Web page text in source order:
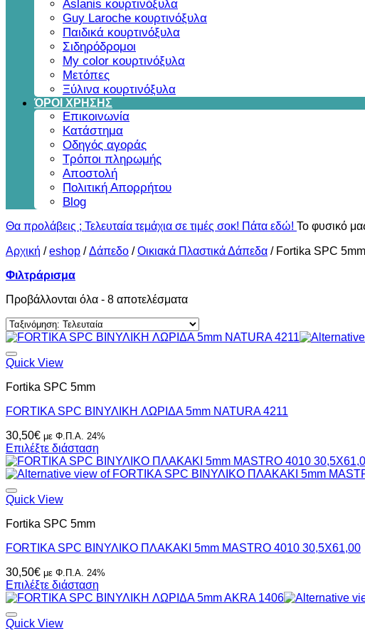
Aslanis κουρτινόξυλα
Guy Laroche κουρτινόξυλα
Παιδικά κουρτινόξυλα
Σιδηρόδρομοι
My color κουρτινόξυλα
Μετόπες
Ξύλινα κουρτινόξυλα
ΌΡΟΙ ΧΡΗΣΗΣ
Επικοινωνία
Κατάστημα
Οδηγός αγοράς
Τρόποι πληρωμής
Αποστολή
Πολιτική Απορρήτου
Blog
Θα προλάβεις ; Τελευταία τεμάχια σε τιμές σοκ! Πάτα εδώ! Το φυσικό
Αρχική /eshop /Δάπεδο /Οικιακά Πλαστικά Δάπεδα / Fortika SPC 5mm
Φιλτράρισμα
Προβάλλονται όλα - 8 αποτελέσματαSorted
latest
Quick View
Fortika SPC 5mm
FORTIKA SPC ΒΙΝΥΛΙΚH ΛΩΡΙΔΑ 5mm NATURA 4211
30,50€ με Φ.Π.Α. 24%
Επιλέξτε διάσταση
Quick View
Fortika SPC 5mm
FORTIKA SPC ΒΙΝΥΛΙΚΟ ΠΛΑΚΑΚΙ 5mm MASTRO 4010 30,5X61,00
30,50€ με Φ.Π.Α. 24%
Επιλέξτε διάσταση
Quick View